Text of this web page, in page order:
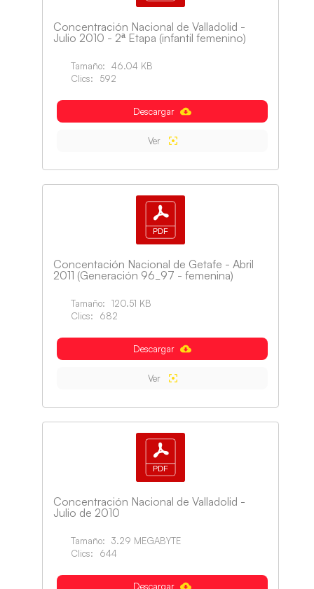
Concentración Nacional de Valladolid -
Julio 2010 - 2ª Etapa (infantil femenino)
Tamaño:
46.04 KB
Clics:
592
Descargar
Ver
Concentación Nacional de Getafe - Abril
2011 (Generación 96_97 - femenina)
Tamaño:
120.51 KB
Clics:
682
Descargar
Ver
Concentración Nacional de Valladolid -
Julio de 2010
Tamaño:
3.29 MEGABYTE
Clics:
644
Descargar